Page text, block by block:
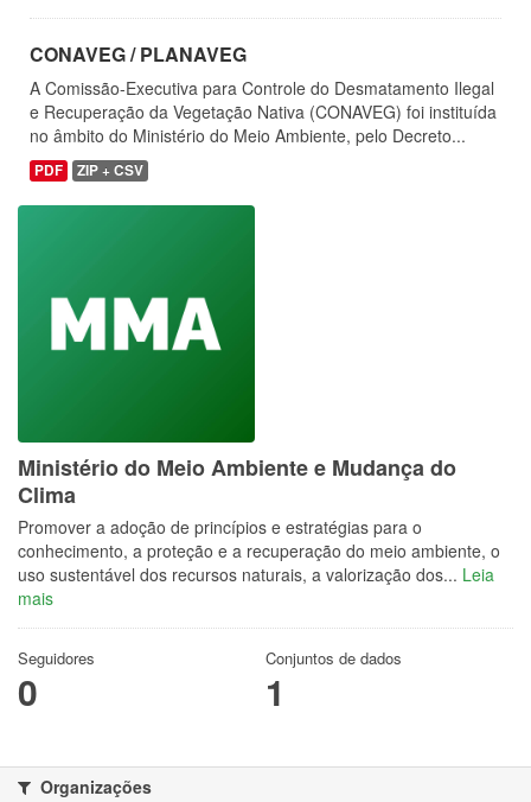
CONAVEG / PLANAVEG
A Comissão-Executiva para Controle do Desmatamento Ilegal
e Recuperação da Vegetação Nativa (CONAVEG) foi instituída
no âmbito do Ministério do Meio Ambiente, pelo Decreto...
PDF ZIP + CSV
Ministério do Meio Ambiente e Mudança do
Clima
Promover a adoção de princípios e estratégias para o
conhecimento, a proteção e a recuperação do meio ambiente, o
uso sustentável dos recursos naturais, a valorização dos... Leia
mais
Seguidores
0
Conjuntos de dados
1
Organizações